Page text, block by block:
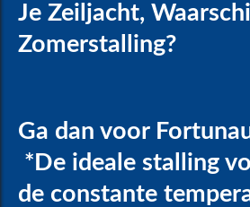
Je Zeiljacht,
Zomerstalling?
Ga dan voor
*De ideale stalling
de constante